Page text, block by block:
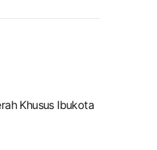
Khusus Ibukota